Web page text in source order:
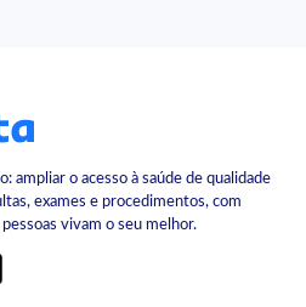
ampliar o acesso à saúde de qualidade
exames e procedimentos, com
vivam o seu melhor.